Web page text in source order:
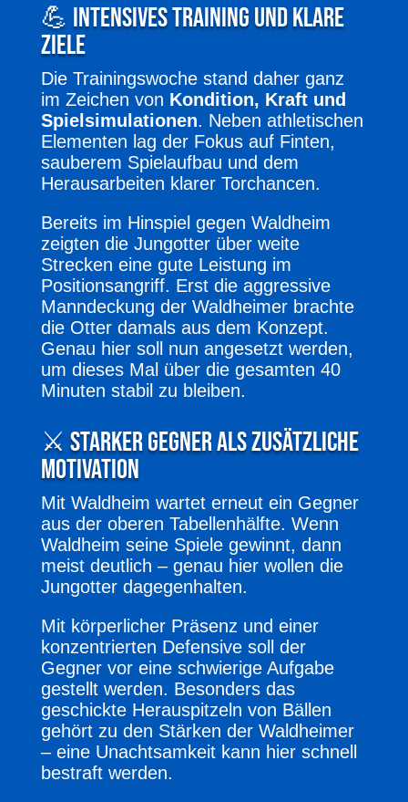
💪 Intensives Training und klare
Ziele
Die Trainingswoche stand daher ganz
im Zeichen von Kondition, Kraft und
Spielsimulationen. Neben athletischen
Elementen lag der Fokus auf Finten,
sauberem Spielaufbau und dem
Herausarbeiten klarer Torchancen.
Bereits im Hinspiel gegen Waldheim
zeigten die Jungotter über weite
Strecken eine gute Leistung im
Positionsangriff. Erst die aggressive
Manndeckung der Waldheimer brachte
die Otter damals aus dem Konzept.
Genau hier soll nun angesetzt werden,
um dieses Mal über die gesamten 40
Minuten stabil zu bleiben.
⚔️ Starker Gegner als zusätzliche
Motivation
Mit Waldheim wartet erneut ein Gegner
aus der oberen Tabellenhälfte. Wenn
Waldheim seine Spiele gewinnt, dann
meist deutlich – genau hier wollen die
Jungotter dagegenhalten.
Mit körperlicher Präsenz und einer
konzentrierten Defensive soll der
Gegner vor eine schwierige Aufgabe
gestellt werden. Besonders das
geschickte Herauspitzeln von Bällen
gehört zu den Stärken der Waldheimer
– eine Unachtsamkeit kann hier schnell
bestraft werden.